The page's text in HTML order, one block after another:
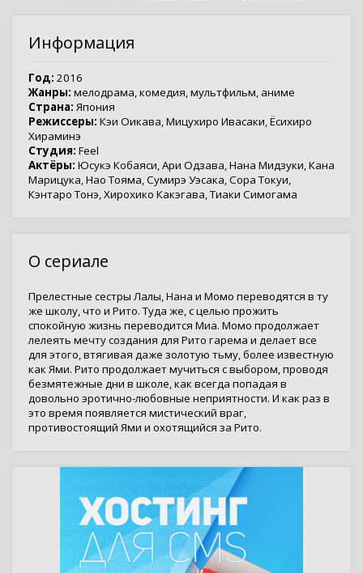
Информация
Год: 2016
Жанры: мелодрама,комедия,мультфильм, аниме
Страна: Япония
Режиссеры: Кэи Оикава,Мицухиро Ивасаки,Ёсихиро
Хираминэ
Студия: Feel
Актёры: Юсукэ Кобаяси,Ари Одзава,Нана Мидзуки,Кана
Марицука,Нао Тояма,Сумирэ Уэсака,Сора Токуи,
Кэнтаро Тонэ,Хирохико Какэгава,Тиаки Симогама
О сериале
Прелестные сестры Лалы, Нана и Момо переводятся в ту
же школу, что и Рито. Туда же, с целью прожить
спокойную жизнь переводится Миа. Момо продолжает
лелеять мечту создания для Рито гарема и делает все
для этого, втягивая даже золотую тьму, более известную
как Ями. Рито продолжает мучиться с выбором, проводя
безмятежные дни в школе, как всегда попадая в
довольно эротично-любовные неприятности. И как раз в
это время появляется мистический враг,
противостоящий Ями и охотящийся за Рито.